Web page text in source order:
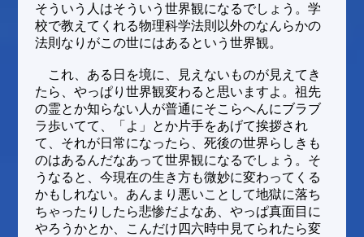
そういう人はそういう世界観になるでしょう。学
校で教えてくれる物理科学法則以外のなんらかの
法則なりがこの世にはあるという世界観。
これ、ある日を境に、見えないものが見えてき
たら、やっぱり世界観変わると思いますよ。祖先
の霊とか知らない人が普通にそこらへんにブラブ
ラ歩いてて、「よ」とか片手をあげて挨拶され
て、それが日常になったら、死後の世界らしきも
のはあるんだなあって世界観になるでしょう。そ
うなると、今現在の生き方も微妙に変わってくる
かもしれない。あんまり悪いことして地獄に落ち
ちゃったりしたら悲惨だよなあ、やっぱ真面目に
やろうかとか、こんだけ四六時中見てられたら変